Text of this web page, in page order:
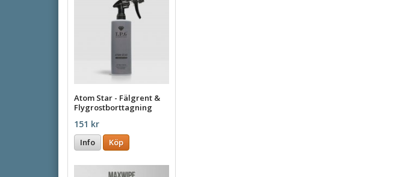
Atom Star - Fälgrent &
Flygrostborttagning
151 kr
Info Köp